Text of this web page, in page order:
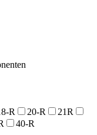
R 20-R
21R
40-R